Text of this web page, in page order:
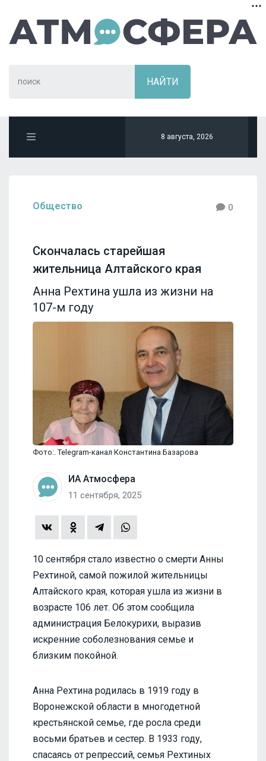
8 августа, 2026
Общество 0
Скончалась старейшая
жительница Алтайского края
Анна Рехтина ушла из жизни на
107-м году
Фото:. Telegram-канал Константина Базарова
ИА Атмосфера
11 сентября, 2025
10 сентября стало известно о смерти Анны
Рехтиной, самой пожилой жительницы
Алтайского края, которая ушла из жизни в
возрасте 106 лет. Об этом сообщила
администрация Белокурихи, выразив
искренние соболезнования семье и
близким покойной.
Анна Рехтина родилась в 1919 году в
Воронежской области в многодетной
крестьянской семье, где росла среди
восьми братьев и сестер. В 1933 году,
спасаясь от репрессий, семья Рехтиных